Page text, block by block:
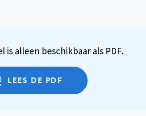
is alleen beschikbaar als PDF.
LEES DE PDF